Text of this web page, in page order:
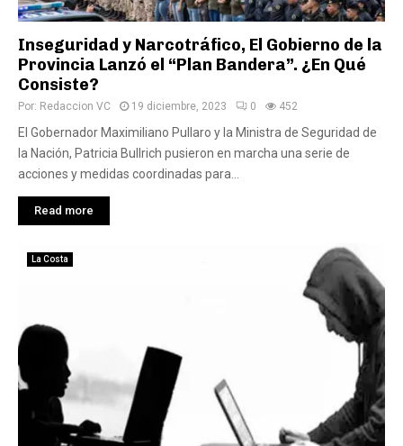
Inseguridad y Narcotráfico, El Gobierno de la
Provincia Lanzó el “Plan Bandera”. ¿En Qué
Consiste?
Por: Redaccion VC 19 diciembre, 2023 0 452
El Gobernador Maximiliano Pullaro y la Ministra de Seguridad de
la Nación, Patricia Bullrich pusieron en marcha una serie de
acciones y medidas coordinadas para...
Read more
La Costa